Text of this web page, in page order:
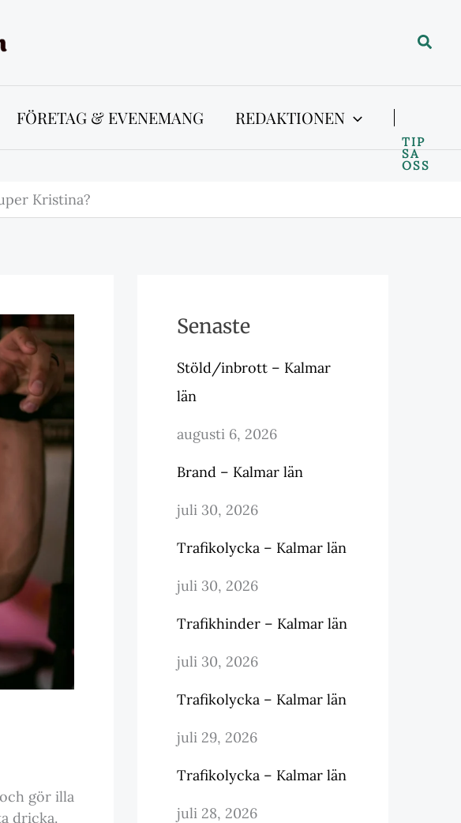
Sök
FÖRETAG & EVENEMANG REDAKTIONEN
TIP
SA
OSS
Kristina?
gör illa
dricka.
Senaste
Stöld/inbrott – Kalmar
län
augusti 6, 2026
Brand – Kalmar län
juli 30, 2026
Trafikolycka – Kalmar län
juli 30, 2026
Trafikhinder – Kalmar län
juli 30, 2026
Trafikolycka – Kalmar län
juli 29, 2026
Trafikolycka – Kalmar län
juli 28, 2026